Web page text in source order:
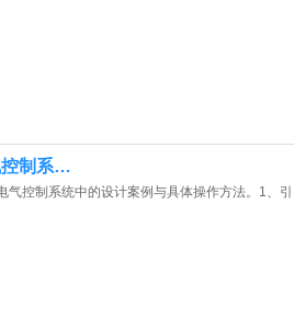
控制系…
气控制系统中的设计案例与具体操作方法。1、